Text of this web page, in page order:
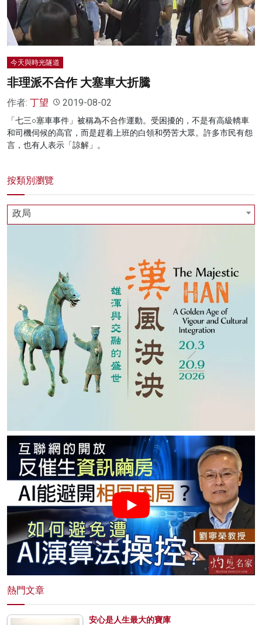
名家榜
灼見活動
關於我們
今天與時光隧道
非理派不合作 大塞車大折騰
作者: 丁望 2019-08-02
「七三○塞車事件」被稱為不合作運動。受困擾的，不是有高級轎車
和司機伺候的高官，而是趕着上班的白領和勞苦大眾。許多市民有怨
言，也有人表示「諒解」。
按類別瀏覽
政局
熱門文章
安心是人生最大的寶庫